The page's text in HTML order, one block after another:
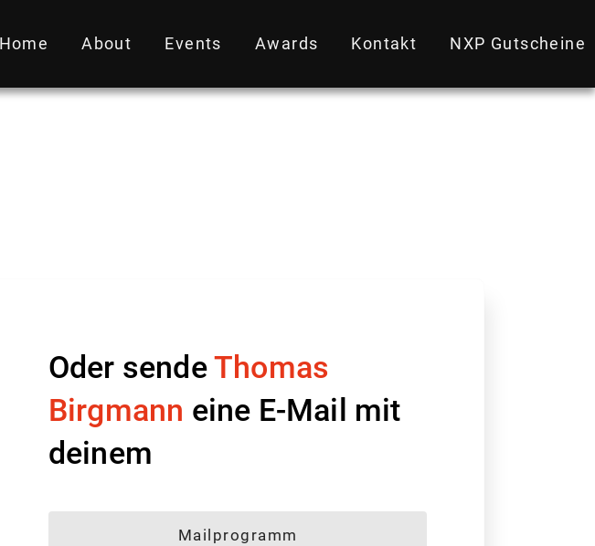
Home About Events Awards Kontakt NXP Gutscheine
Oder sendeThomas
Birgmann eine E-Mail mit
deinem
Mailprogramm